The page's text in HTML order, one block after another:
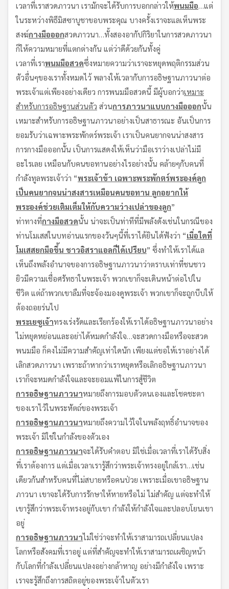
เวลาที่เราสวดภาวนา เรามักจะได้รับการบอกกล่าวให้พนมมือ…แต่
ในระหว่างพิธีมิสซาบูชาขอบพระคุณ บางครั้งเราจะแลเห็นพระ
สงฆ์กางมือออกสวดภาวนา…ทั้งสองอากัปกิริยาในการสวดภาวนา
ก็ให้ความหมายที่แตกต่างกัน แต่ว่าดีด้วยกันทั้งคู่
เวลาที่เราพนมมือสวดซึ่งหมายความว่าเราจะหยุดพฤติกรรมส่วน
ตัวอื่นๆของเราทั้งหมดไว้ พลางให้เวลากับการอธิษฐานภาวนาต่อ
พระเจ้าแต่เพียงอย่างเดียว การพนมมือสวดนี้ มีผู้บอกว่าเหมาะ
สำหรับการอธิษฐานส่วนตัว ส่วนการภาวนาแบบกางมือออกนั้น
เหมาะสำหรับการอธิษฐานภาวนาอย่างเป็นสาธารณะ อันเป็นการ
ยอมรับว่าเฉพาะพระพักตร์พระเจ้า เราเป็นคนยากจนน่าสงสาร
การกางมือออกนั้น เป็นการแสดงให้เห็นว่ามือเราว่างเปล่าไม่มี
อะไรเลย เหมือนกับคนขอทานอย่างไรอย่างนั้น คล้ายๆกับคนที่
กำลังทูลพระเจ้าว่า “พระเจ้าข้า เฉพาะพระพักตร์พระองค์ลูก
เป็นคนยากจนน่าสงสารเหมือนคนขอทาน ลูกอยากให้
พระองค์ช่วยเติมเต็มให้กับความว่างเปล่าของลูก”
ท่าทางที่กางมือสวดนั้น น่าจะเป็นท่าทีที่มีพลังดังเช่นในกรณีของ
ท่านโมเสสในบทอ่านแรกของวันๆนี้ที่เราได้ยินได้ฟังว่า “เมื่อใดที่
โมเสสยกมือขึ้น ชาวอิสราแอลก็ได้เปรียบ” ซึ่งทำให้เราได้แล
เห็นถึงพลังอำนาจของการอธิษฐานภาวนาว่าตราบเท่าที่ชนชาว
ยิวมีความเชื่อศรัทธาในพระเจ้า พวกเขาก็จะเดินหน้าต่อไปใน
ชีวิต แต่ถ้าพวกเขาลืมที่จะจ้องมองดูพระเจ้า พวกเขาก็จะถูกบีบให้
ต้องถอยร่นไป
พระเยซูเจ้าทรงเร่งรัดและเรียกร้องให้เราได้อธิษฐานภาวนาอย่าง
ไม่หยุดหย่อนและอย่าได้หมดกำลังใจ…จะสวดกางมือหรือจะสวด
พนมมือ ก็คงไม่มีความสำคัญเท่าใดนัก เพียงแต่ขอให้เราอย่างได้
เลิกสวดภาวนา เพราะถ้าหากว่าเราหยุดหรือเลิกอธิษฐานภาวนา
เราก็จะหมดกำลังใจและจะยอมแพ้ในการสู้ชีวิต
การอธิษฐานภาวนาหมายถึงการมอบตัวตนเองและโชคชะตา
ของเราไว้ในพระหัตถ์ของพระเจ้า
การอธิษฐานภาวนาหมายถึงความไว้ใจในพลังฤทธิ์อำนาจของ
พระเจ้า มิใช่ในกำลังของตัวเอง
การอธิษฐานภาวนาจะได้รับคำตอบ มิใช่เมื่อเวลาที่เราได้รับสิ่ง
ที่เราต้องการ แต่เมื่อเวลาเรารู้สึกว่าพระเจ้าทรงอยู่ใกล้เรา…เช่น
เดียวกันสำหรับคนที่ไม่สบายหรือคนป่วย เพราะเมื่อเขาอธิษฐาน
ภาวนา เขาจะได้รับการรักษาให้หายหรือไม่ ไม่สำคัญ แต่จะทำให้
เขารู้สึกว่าพระเจ้าทรงอยู่กับเขา กำลังให้กำลังใจและปลอบโยนเขา
อยู่
การอธิษฐานภาวนาไม่ใช่ว่าจะทำให้เราสามารถเปลี่ยนแปลง
โลกหรือสังคมที่เราอยู่ แต่ที่สำคัญจะทำให้เราสามารถเผชิญหน้า
กับโลกที่กำลังเปลี่ยนแปลงอย่างกล้าหาญ อย่างมีกำลังใจ เพราะ
เราจะรู้สึกถึงการสถิตอยู่ของพระเจ้าในตัวเรา